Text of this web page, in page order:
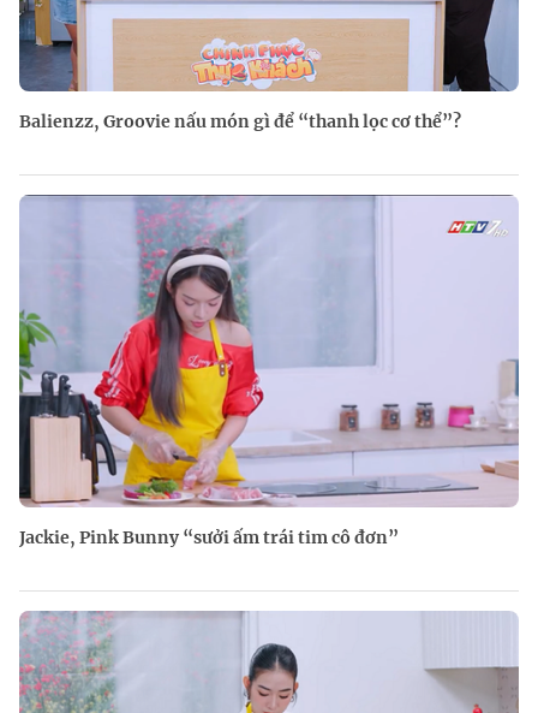
Balienzz, Groovie nấu món gì để “thanh lọc cơ thể”?
Jackie, Pink Bunny “sưởi ấm trái tim cô đơn”